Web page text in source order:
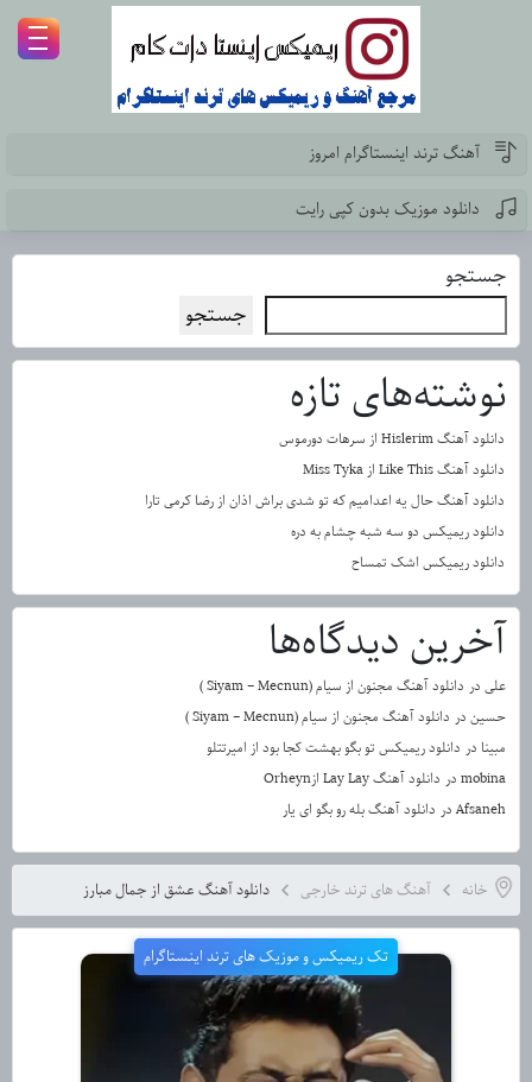
آهنگ ترند اینستاگرام امروز
دانلود موزیک بدون کپی رایت
جستجو
جستجو
نوشته‌های تازه
دانلود آهنگ Hislerim از سرهات دورموس
دانلود آهنگ Like This از Miss Tyka
دانلود آهنگ حال یه اعدامیم که تو شدی براش اذان از رضا کرمی تارا
دانلود ریمیکس دو سه شبه چشام به دره
دانلود ریمیکس اشک تمساح
آخرین دیدگاه‌ها
علی در دانلود آهنگ مجنون از سیام (Siyam – Mecnun )
حسین در دانلود آهنگ مجنون از سیام (Siyam – Mecnun )
مبینا در دانلود ریمیکس تو بگو بهشت کجا بود از امیرتتلو
mobina در دانلود آهنگ Lay Lay ازOrheyn
Afsaneh در دانلود آهنگ بله رو بگو ای یار
خانه آهنگ های ترند خارجی دانلود آهنگ عشق از جمال مبارز
تک ریمیکس و موزیک های ترند اینستاگرام